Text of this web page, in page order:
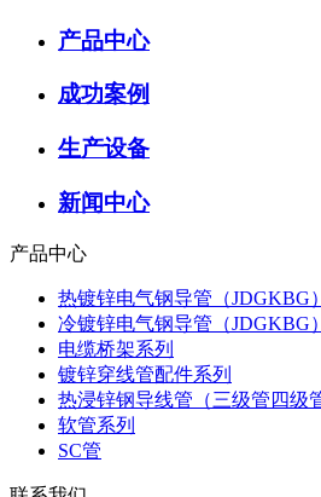
产品中心
成功案例
生产设备
新闻中心
产品中心
热镀锌电气钢导管（JDGKBG）
冷镀锌电气钢导管（JDGKBG）
电缆桥架系列
镀锌穿线管配件系列
热浸锌钢导线管（三级管四级
软管系列
SC管